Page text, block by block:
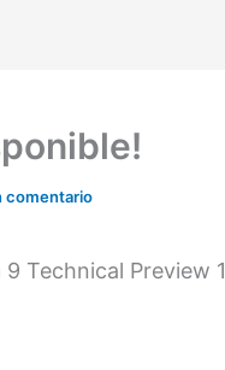
comentario
9 Technical Preview 1